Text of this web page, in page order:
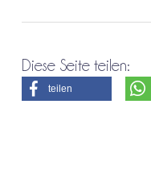
Diese Seite teilen:
teilen